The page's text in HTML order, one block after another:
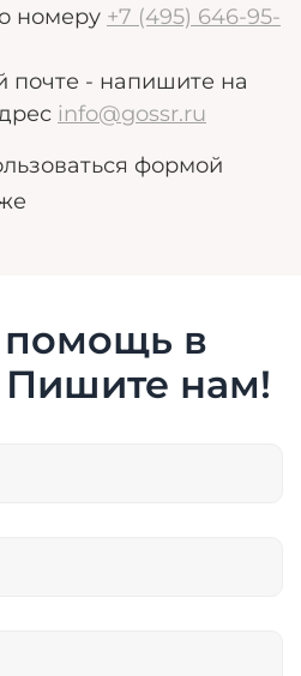
номеру +7 (495) 646-95-
почте - напишите на
info@gossr.ru
формой
в
нам!